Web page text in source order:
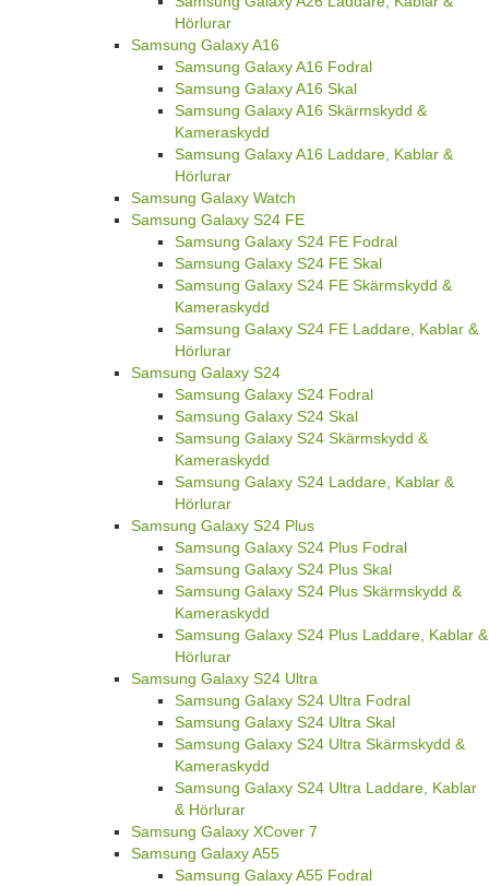
Hörlurar
Samsung Galaxy A16
Samsung Galaxy A16 Fodral
Samsung Galaxy A16 Skal
Samsung Galaxy A16 Skärmskydd &
Kameraskydd
Samsung Galaxy A16 Laddare, Kablar &
Hörlurar
Samsung Galaxy Watch
Samsung Galaxy S24 FE
Samsung Galaxy S24 FE Fodral
Samsung Galaxy S24 FE Skal
Samsung Galaxy S24 FE Skärmskydd &
Kameraskydd
Samsung Galaxy S24 FE Laddare, Kablar &
Hörlurar
Samsung Galaxy S24
Samsung Galaxy S24 Fodral
Samsung Galaxy S24 Skal
Samsung Galaxy S24 Skärmskydd &
Kameraskydd
Samsung Galaxy S24 Laddare, Kablar &
Hörlurar
Samsung Galaxy S24 Plus
Samsung Galaxy S24 Plus Fodral
Samsung Galaxy S24 Plus Skal
Samsung Galaxy S24 Plus Skärmskydd &
Kameraskydd
Samsung Galaxy S24 Plus Laddare, Kablar &
Hörlurar
Samsung Galaxy S24 Ultra
Samsung Galaxy S24 Ultra Fodral
Samsung Galaxy S24 Ultra Skal
Samsung Galaxy S24 Ultra Skärmskydd &
Kameraskydd
Samsung Galaxy S24 Ultra Laddare, Kablar
& Hörlurar
Samsung Galaxy XCover 7
Samsung Galaxy A55
Samsung Galaxy A55 Fodral